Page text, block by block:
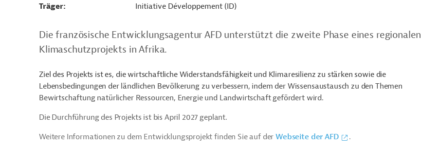
Träger
Initiative Développement (ID)
Die französische Entwicklungsagentur AFD unterstützt die zweite Phase eines regionalen
Klimaschutzprojekts in Afrika.
Ziel des Projekts ist es, die wirtschaftliche Widerstandsfähigkeit und Klimaresilienz zu stärken sowie die
Lebensbedingungen der ländlichen Bevölkerung zu verbessern, indem der Wissensaustausch zu den Themen
Bewirtschaftung natürlicher Ressourcen, Energie und Landwirtschaft gefördert wird.
Die Durchführung des Projekts ist bis April 2027 geplant.
Weitere Informationen zu dem Entwicklungsprojekt finden Sie auf derWebseite der AFD
.